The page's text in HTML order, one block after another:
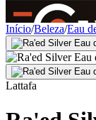
SINCE 2005
+de 36.000 reviews
Início/Beleza/Eau
Lattafa